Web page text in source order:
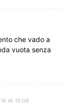
che vado a
vuota senza
At 15:06